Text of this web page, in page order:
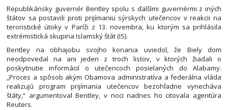
Republikánsky guvernér Bentley spolu s ďalšími guvernérmi z iných
štátov sa postavili proti prijímaniu sýrskych utečencov v reakcii na
teroristické útoky v Paríži z 13. novembra, ku ktorým sa prihlásila
extrémistická skupina Islamský štát (IS).
Bentley na obhajobu svojho konania uviedol, že Biely dom
neodpovedal na ani jeden z troch listov, v ktorých žiadali o
poskytnutie informácií o utečencoch posielaných do Alabamy.
„Proces a spôsob akým Obamova administratíva a federálna vláda
realizujú program prijímania utečencov bezohľadne vynecháva
štáty,“ argumentoval Bentley, v noci nadnes ho citovala agentúra
Reuters.